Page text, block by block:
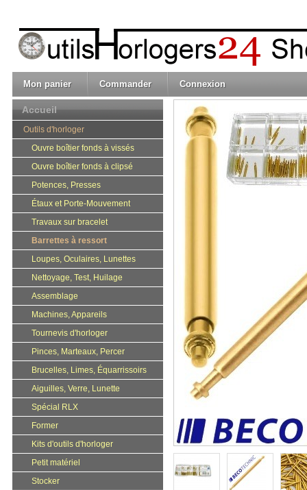
Mon panier Commander Connexion
Accueil
Outils d'horloger
Ouvre boîtier fonds à vissés
Ouvre boîtier fonds à clipsé
Potences, Presses
Étaux et Porte-Mouvement
Travaux sur bracelet
Barrettes à ressort
Loupes, Oculaires, Lunettes
Nettoyage, Test, Huilage
Assemblage
Machines, Appareils
Tournevis d'horloger
Pinces, Marteaux, Percer
Brucelles, Limes, Équarrissoirs
Aiguilles, Verre, Lunette
Spécial RLX
Former
Kits d'outils d'horloger
Petit matériel
Stocker